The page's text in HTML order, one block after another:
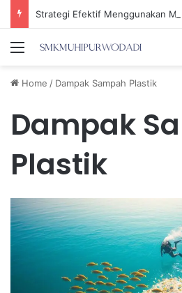
Menu
Home / Dampak Sampah Plastik
Dampak
Plastik